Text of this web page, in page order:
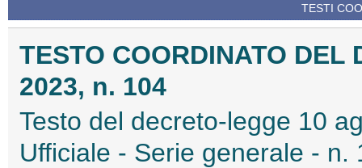
TESTI
TESTO COORDINATO
2023, n. 104
Testo del decreto-legge 10
Ufficiale - Serie generale -